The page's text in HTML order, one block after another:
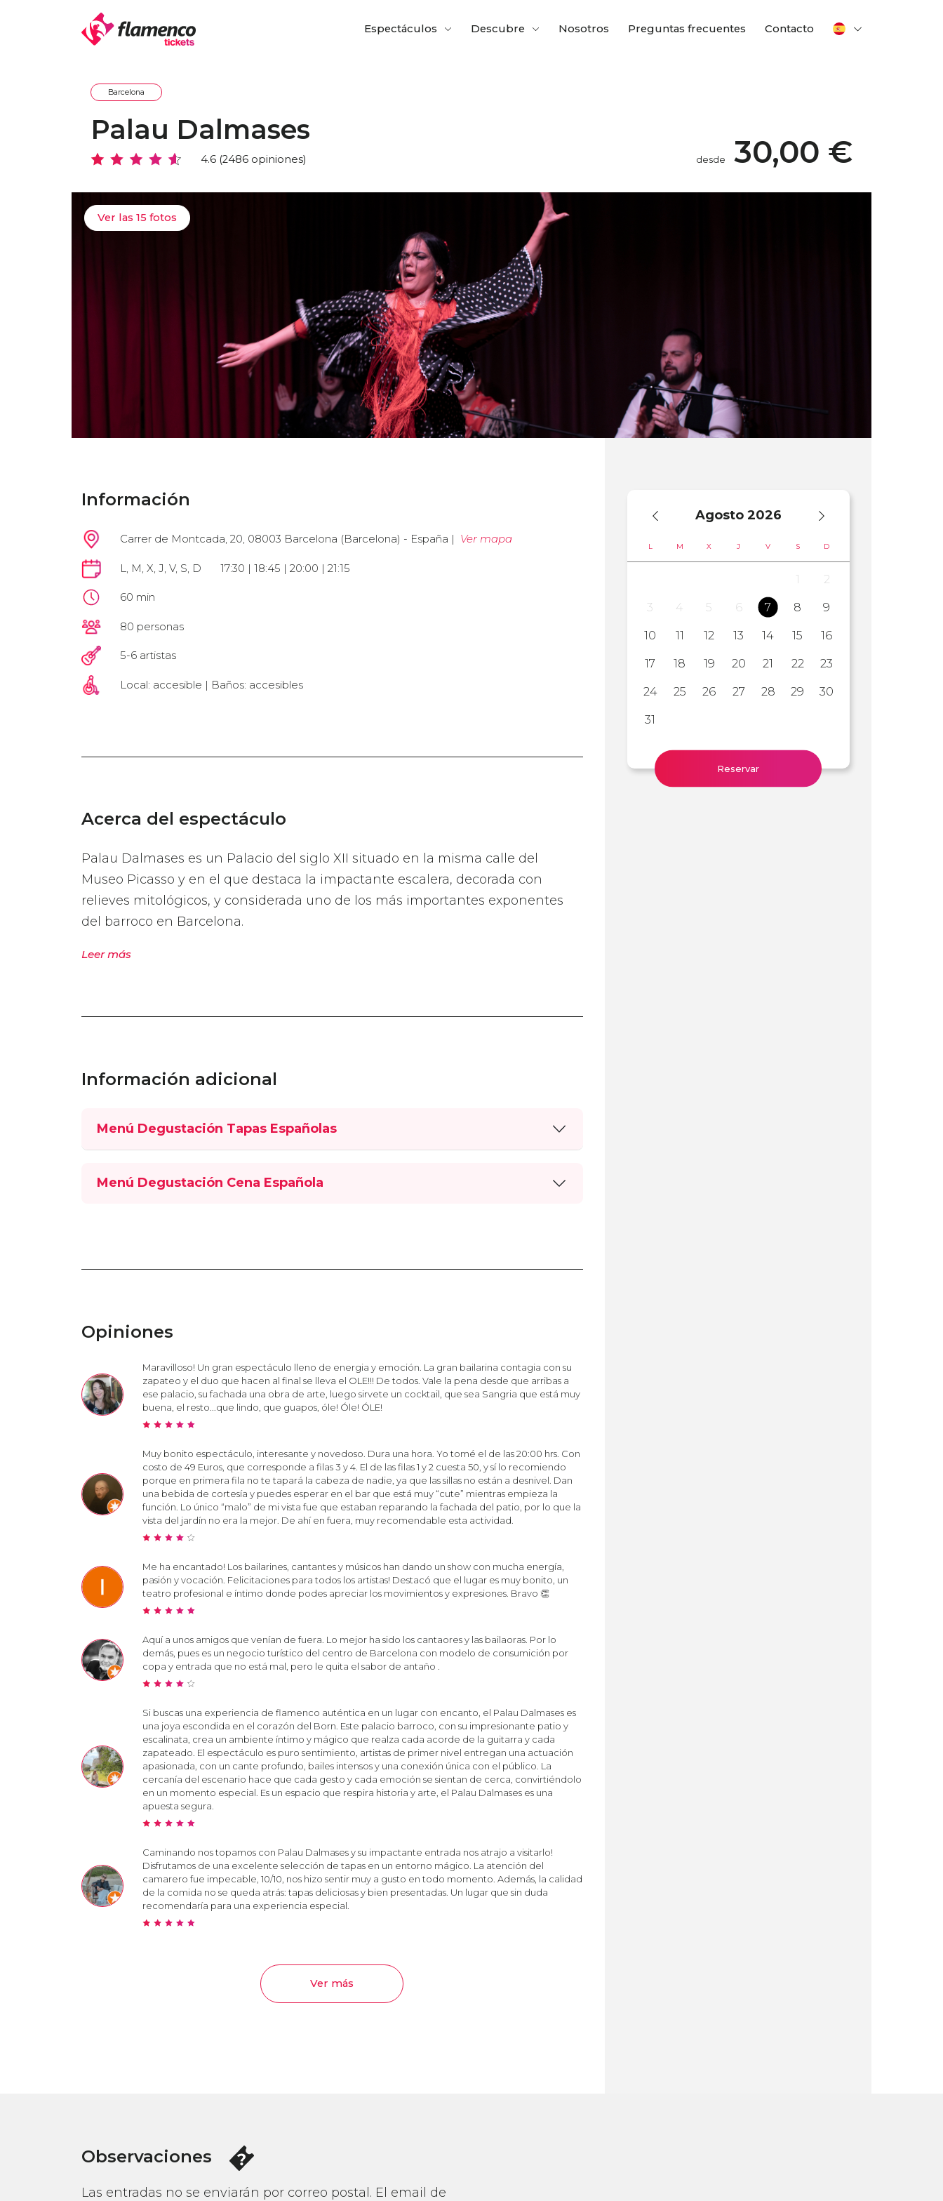
Espectáculos Descubre Nosotros Preguntas frecuentes Contacto
Ver las 15 fotos
Barcelona
Palau Dalmases
4.6 (2486 opiniones) desde 30,00 €
Agosto 2026
L M X J V S D
1
2
3
4 5 6 7 8
9
10
11 12 13 14 15
16
17
18 19 20 21 22
23
24
25 26 27 28 29
30
31
Reservar
Información
Carrer de Montcada, 20, 08003 Barcelona (Barcelona) - España | Ver mapa
L, M, X, J, V, S, D 17:30 | 18:45 | 20:00 | 21:15
60 min
80 personas
5-6 artistas
Local: accesible | Baños: accesibles
Acerca del espectáculo
Palau Dalmases es un Palacio del siglo XII situado en la misma calle del
Museo Picasso y en el que destaca la impactante escalera, decorada con
relieves mitológicos, y considerada uno de los más importantes exponentes
del barroco en Barcelona.
Leer más
Información adicional
Menú Degustación Tapas Españolas
Menú Degustación Cena Española
Opiniones
Maravilloso! Un gran espectáculo lleno de energia y emoción. La gran bailarina contagia con su
zapateo y el duo que hacen al final se lleva el OLE!!! De todos. Vale la pena desde que arribas a
ese palacio, su fachada una obra de arte, luego sirvete un cocktail, que sea Sangria que está muy
buena, el resto...que lindo, que guapos, óle! Óle! ÓLE!
Muy bonito espectáculo, interesante y novedoso. Dura una hora. Yo tomé el de las 20:00 hrs. Con
costo de 49 Euros, que corresponde a filas 3 y 4. El de las filas 1 y 2 cuesta 50, y sí lo recomiendo
porque en primera fila no te tapará la cabeza de nadie, ya que las sillas no están a desnivel. Dan
una bebida de cortesía y puedes esperar en el bar que está muy “cute” mientras empieza la
función. Lo único “malo” de mi vista fue que estaban reparando la fachada del patio, por lo que la
vista del jardín no era la mejor. De ahí en fuera, muy recomendable esta actividad.
Me ha encantado! Los bailarines, cantantes y músicos han dando un show con mucha energía,
pasión y vocación. Felicitaciones para todos los artistas! Destacó que el lugar es muy bonito, un
teatro profesional e íntimo donde podes apreciar los movimientos y expresiones. Bravo 👏
Aquí a unos amigos que venían de fuera. Lo mejor ha sido los cantaores y las bailaoras. Por lo
demás, pues es un negocio turístico del centro de Barcelona con modelo de consumición por
copa y entrada que no está mal, pero le quita el sabor de antaño .
Si buscas una experiencia de flamenco auténtica en un lugar con encanto, el Palau Dalmases es
una joya escondida en el corazón del Born. Este palacio barroco, con su impresionante patio y
escalinata, crea un ambiente íntimo y mágico que realza cada acorde de la guitarra y cada
zapateado. El espectáculo es puro sentimiento, artistas de primer nivel entregan una actuación
apasionada, con un cante profundo, bailes intensos y una conexión única con el público. La
cercanía del escenario hace que cada gesto y cada emoción se sientan de cerca, convirtiéndolo
en un momento especial. Es un espacio que respira historia y arte, el Palau Dalmases es una
apuesta segura.
Caminando nos topamos con Palau Dalmases y su impactante entrada nos atrajo a visitarlo!
Disfrutamos de una excelente selección de tapas en un entorno mágico. La atención del
camarero fue impecable, 10/10, nos hizo sentir muy a gusto en todo momento. Además, la calidad
de la comida no se queda atrás: tapas deliciosas y bien presentadas. Un lugar que sin duda
recomendaría para una experiencia especial.
Ver más
Observaciones
Las entradas no se enviarán por correo postal. El email de